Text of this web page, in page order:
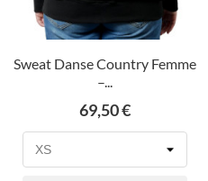
Sweat Danse Country Femme
–...
Prix
69,50 €